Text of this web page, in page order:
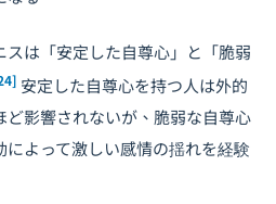
は「安定した自尊心」と「脆弱
安定した自尊心を持つ人は外的
影響されないが、脆弱な自尊心
よって激しい感情の揺れを経験